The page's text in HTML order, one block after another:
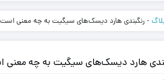
- رنگبندی هارد دیسک‌های سیگیت به چه معنی
هارد دیسک‌های سیگیت به چه معنی